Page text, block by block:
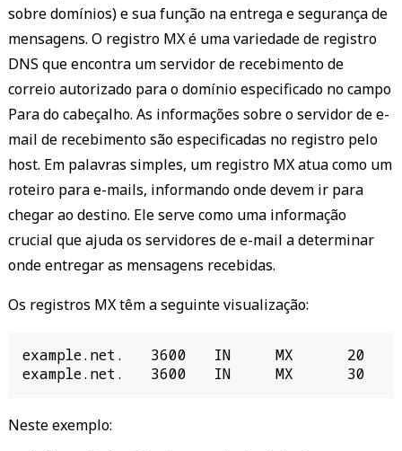
sobre domínios) e sua função na entrega e segurança de
mensagens. O registro MX é uma variedade de registro
DNS que encontra um servidor de recebimento de
correio autorizado para o domínio especificado no campo
Para do cabeçalho. As informações sobre o servidor de e-
mail de recebimento são especificadas no registro pelo
host. Em palavras simples, um registro MX atua como um
roteiro para e-mails, informando onde devem ir para
chegar ao destino. Ele serve como uma informação
crucial que ajuda os servidores de e-mail a determinar
onde entregar as mensagens recebidas.
Os registros MX têm a seguinte visualização:
example.net.   3600   IN     MX      20
example.net.   3600   IN     MX      30
Neste exemplo: